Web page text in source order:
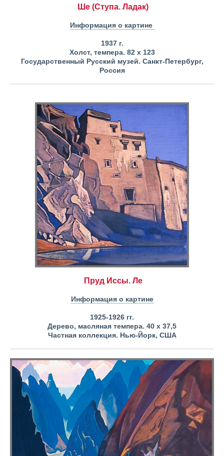
Ше (Ступа. Ладак)
Информация о картине
1937 г.
Холст, темпера. 82 х 123
Государственный Русский музей. Санкт-Петербург,
Россия
Пруд Иссы. Ле
Информация о картине
1925-1926 гг.
Дерево, масляная темпера. 40 x 37,5
Частная коллекция. Нью-Йорк, США